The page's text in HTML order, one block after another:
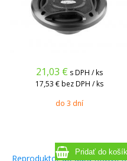
21,03 € s DPH / ks
17,53 € bez DPH / ks
do 3 dní
Reproduktor do auta KRUGER